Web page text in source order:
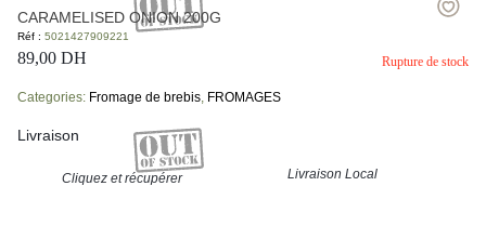
CARAMELISED ONION 200G
Réf : 5021427909221
89,00 DH Rupture de stock
Categories: Fromage de brebis, FROMAGES
Livraison
Cliquez et récupérer Livraison Local